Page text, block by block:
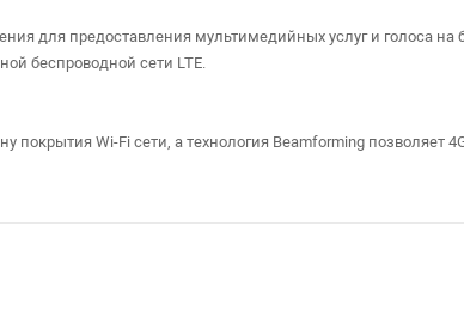
для предоставления мультимедийных услуг и голоса
беспроводной сети LTE.
покрытия Wi-Fi сети, а технология Beamforming позволяет